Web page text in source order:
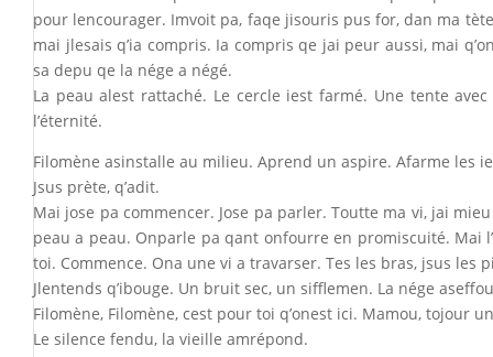
pour lencourager. Imvoit pa, faqe jisouris pus for, dan ma
mai jlesais q’ia compris. Ia compris qe jai peur aussi, mai
sa depu qe la nége a négé.
La peau alest rattaché. Le cercle iest farmé. Une tente
l’éternité.
Filomène asinstalle au milieu. Aprend un aspire. Afarme les
Jsus prète, q’adit.
Mai jose pa commencer. Jose pa parler. Toutte ma vi, jai
peau a peau. Onparle pa qant onfourre en promiscuité. Mai
toi. Commence. Ona une vi a travarser. Tes les bras, jsus les
Jlentends q’ibouge. Un bruit sec, un sifflemen. La nége
Filomène, Filomène, cest pour toi q’onest ici. Mamou, tojour
Le silence fendu, la vieille amrépond.